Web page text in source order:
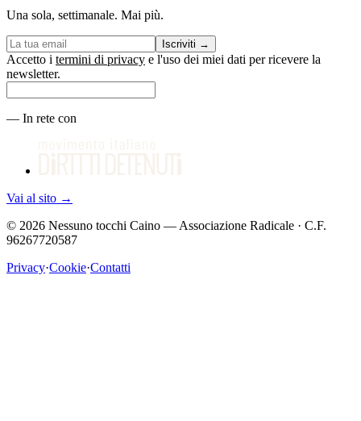
Una sola, settimanale. Mai più.
Iscriviti →
Accetto i termini di privacy e l'uso dei miei dati per ricevere la
newsletter.
— In rete con
Vai al sito →
© 2026 Nessuno tocchi Caino — Associazione Radicale · C.F.
96267720587
Privacy·Cookie·Contatti